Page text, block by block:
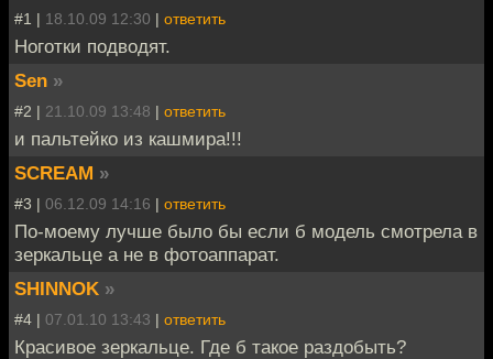
#1 | 18.10.09 12:30 | ответить
Ноготки подводят.
Sen »
#2 | 21.10.09 13:48 | ответить
и пальтейко из кашмира!!!
SCREAM »
#3 | 06.12.09 14:16 | ответить
По-моему лучше было бы если б модель смотрела в
зеркальце а не в фотоаппарат.
SHINNOK »
#4 | 07.01.10 13:43 | ответить
Красивое зеркальце. Где б такое раздобыть?